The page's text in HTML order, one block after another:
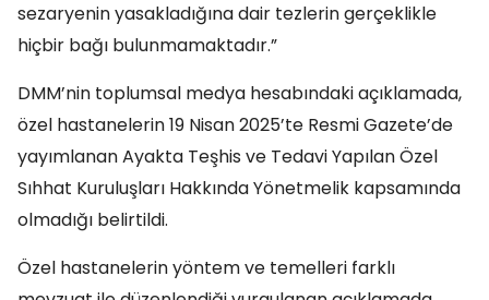
sezaryenin yasakladığına dair tezlerin gerçeklikle
hiçbir bağı bulunmamaktadır.”
DMM’nin toplumsal medya hesabındaki açıklamada,
özel hastanelerin 19 Nisan 2025’te Resmi Gazete’de
yayımlanan Ayakta Teşhis ve Tedavi Yapılan Özel
Sıhhat Kuruluşları Hakkında Yönetmelik kapsamında
olmadığı belirtildi.
Özel hastanelerin yöntem ve temelleri farklı